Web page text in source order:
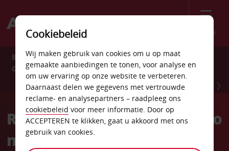
Menu
Bespaar het hele jaar 10% met Avis Preferred. Meld u nu
GRATIS aan.
MELD U NU AAN
Reserveer je Avis huurauto
met een gerust gevoel.
Cookiebeleid
Wij maken gebruik van cookies om u op maat
gemaakte aanbiedingen te tonen, voor analyse en
om uw ervaring op onze website te verbeteren.
Daarnaast delen we gegevens met vertrouwde
reclame- en analysepartners – raadpleeg ons
cookiebeleid voor meer informatie. Door op
ACCEPTEREN te klikken, gaat u akkoord met ons
gebruik van cookies.